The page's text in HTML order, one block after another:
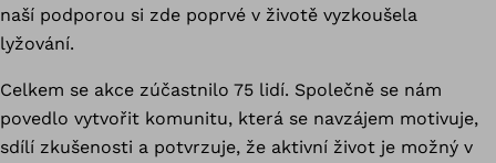
naší podporou si zde poprvé v životě vyzkoušela
lyžování.
Celkem se akce zúčastnilo 75 lidí. Společně se nám
povedlo vytvořit komunitu, která se navzájem motivuje,
sdílí zkušenosti a potvrzuje, že aktivní život je možný v